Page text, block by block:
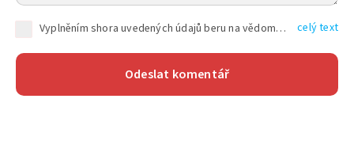
Vyplněním shora uvedených údajů beru na vědomí, že společnost TEXT FACTORY s.r.o., sídlem Brno, Durďákova 336/29, Černá Pole, PSČ: 613 00, IČ: 06157831, zapsané u Krajského soudu v Brně, oddíl C, vložka 100399, bude zpracovávat mé osobní údaje uvedené v rámci mnou vyplněného registračního formuláře na základě oprávněných zájmů TEXT FACTORY s.r.o. dle čl. 6 odst. 1 písm. f) GDPR a pro splnění právních povinností (čl. 6 odst. 1 písm. c) GDPR), a to pro tyto účely: nezbytnost zajistit oprávnění návštěvníka webových stránek provozovaných společností TEXT FACTORY s.r.o. přispívat aktivně ke zveřejněným článkům nebo v rámci diskusních fór a výkon práv TEXT FACTORY s.r.o. jako administrátora těchto diskusních fór. Více informací o zpracování osobních údajů a právech lze nalézt v celý text